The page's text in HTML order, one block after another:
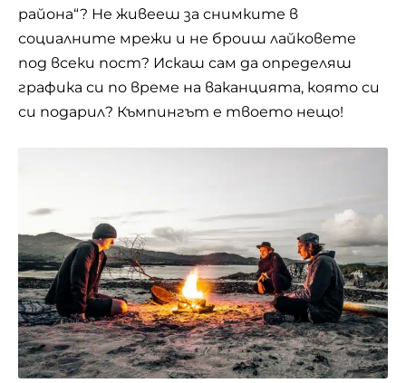
района“? Не живееш за снимките в
социалните мрежи и не броиш лайковете
под всеки пост? Искаш сам да определяш
графика си по време на ваканцията, която си
си подарил? Къмпингът е твоето нещо!